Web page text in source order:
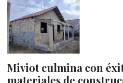
Miviot culmina con
materiales de